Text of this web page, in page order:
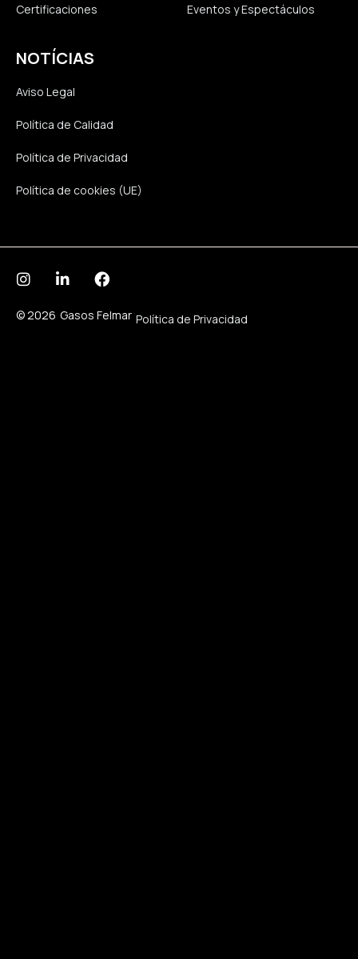
Certificaciones Eventos y Espectáculos
NOTÍCIAS
Aviso Legal
Política de Calidad
Política de Privacidad
Política de cookies (UE)
© 2026 Gasos Felmar Política de Privacidad